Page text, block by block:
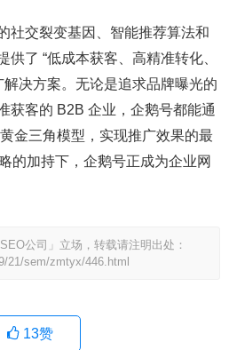
社交裂变基因、智能推荐算法和
了 “低成本获客、高精准转化、
决方案。无论是追求品牌曝光的
获客的 B2B 企业，企鹅号都能通
金三角模型，实现推广效果的最
的加持下，企鹅号正成为企业网
公司」立场，转载请注明出处：
21/sem/zmtyx/446.html
13赞